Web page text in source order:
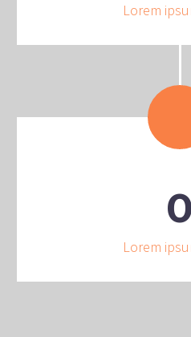
Lorem
0
Lorem